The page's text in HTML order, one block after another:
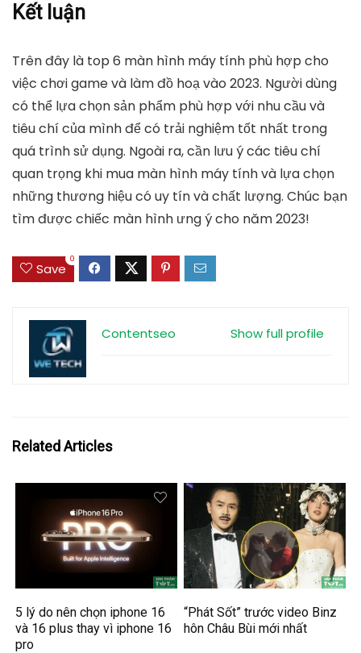
Kết luận
Trên đây là top 6 màn hình máy tính phù hợp cho
việc chơi game và làm đồ hoạ vào 2023. Người dùng
có thể lựa chọn sản phẩm phù hợp với nhu cầu và
tiêu chí của mình để có trải nghiệm tốt nhất trong
quá trình sử dụng. Ngoài ra, cần lưu ý các tiêu chí
quan trọng khi mua màn hình máy tính và lựa chọn
những thương hiệu có uy tín và chất lượng. Chúc bạn
tìm được chiếc màn hình ưng ý cho năm 2023!
Save
0
Show full profile
Contentseo
Related Articles
5 lý do nên chọn iphone 16
và 16 plus thay vì iphone 16
pro
“Phát Sốt” trước video Binz
hôn Châu Bùi mới nhất